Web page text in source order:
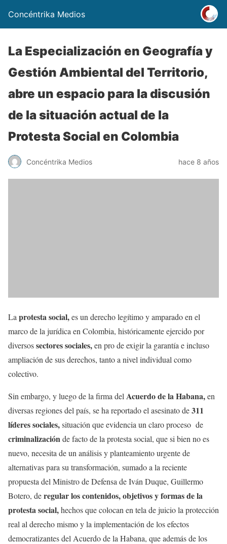
Concéntrika Medios
La Especialización en Geografía y
Gestión Ambiental del Territorio,
abre un espacio para la discusión
de la situación actual de la
Protesta Social en Colombia
Concéntrika Medios hace 8 años
La protesta social,es un derecho legítimo y amparado en el
marco de la jurídica en Colombia, históricamente ejercido por
diversossectores sociales,en pro de exigir la garantía e incluso
ampliación de sus derechos, tanto a nivel individual como
colectivo.
Sin embargo, y luego de la firma del Acuerdo de la Habana,en
diversas regiones del país, se ha reportado el asesinato de311
líderes sociales,situación que evidencia un claro proceso de
criminalizaciónde facto de la protesta social, que si bien no es
nuevo, necesita de un análisis y planteamiento urgente de
alternativas para su transformación, sumado a la reciente
propuesta del Ministro de Defensa de Iván Duque, Guillermo
Botero, deregular los contenidos, objetivos y formas de la
protesta social,hechos que colocan en tela de juicio la protección
real al derecho mismo y la implementación de los efectos
democratizantes del Acuerdo de la Habana, que además de los